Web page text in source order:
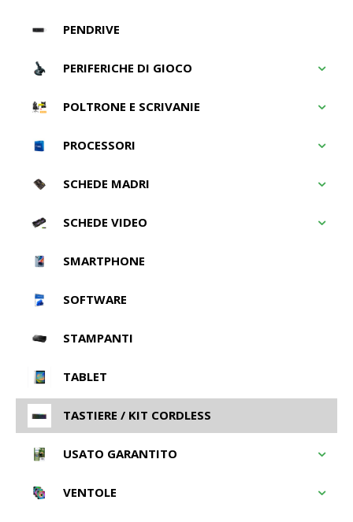
PENDRIVE
PERIFERICHE DI GIOCO
POLTRONE E SCRIVANIE
PROCESSORI
SCHEDE MADRI
SCHEDE VIDEO
SMARTPHONE
SOFTWARE
STAMPANTI
TABLET
TASTIERE / KIT CORDLESS
USATO GARANTITO
VENTOLE